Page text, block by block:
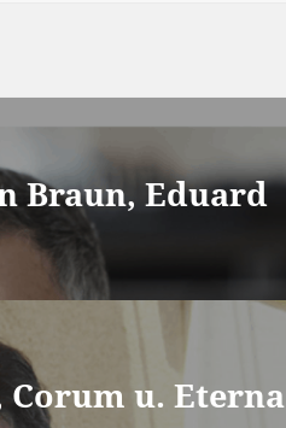
Braun, Eduard
u. Eterna